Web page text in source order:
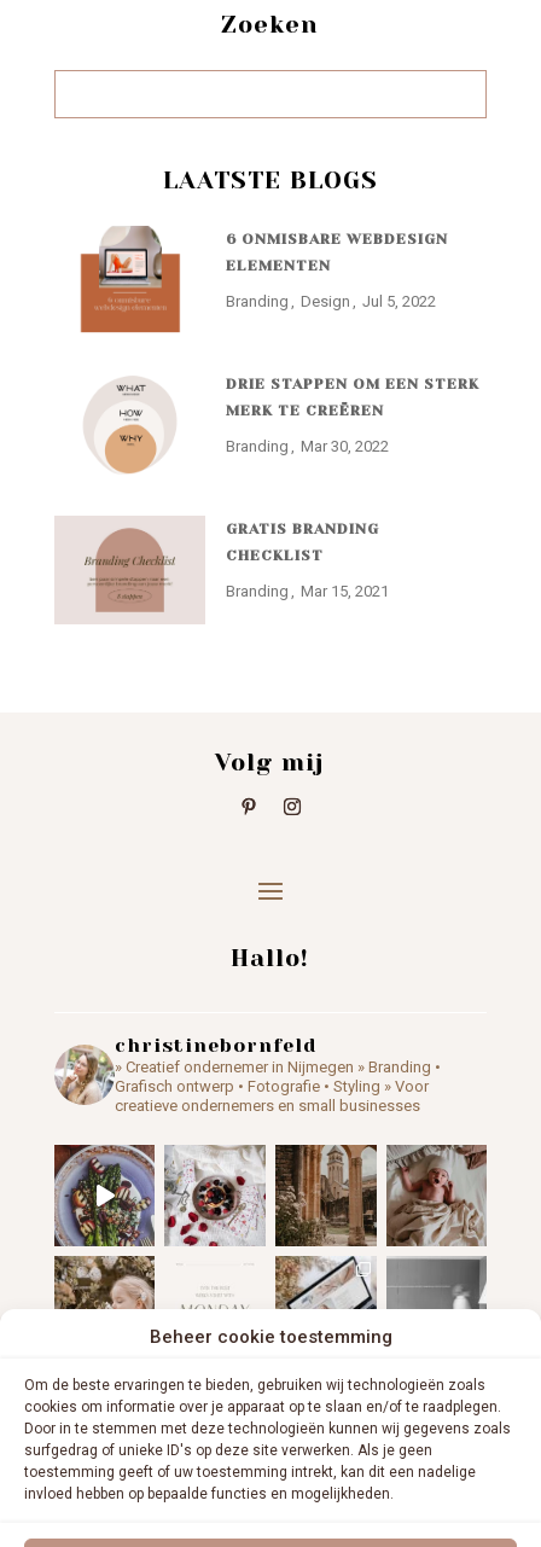
Beheer cookie toestemming
Om de beste ervaringen te bieden, gebruiken wij technologieën zoals
cookies om informatie over je apparaat op te slaan en/of te raadplegen.
Door in te stemmen met deze technologieën kunnen wij gegevens zoals
surfgedrag of unieke ID's op deze site verwerken. Als je geen
toestemming geeft of uw toestemming intrekt, kan dit een nadelige
invloed hebben op bepaalde functies en mogelijkheden.
Zoeken
LAATSTE BLOGS
6 ONMISBARE WEBDESIGN
ELEMENTEN
Branding Design Jul 5, 2022
DRIE STAPPEN OM EEN STERK
MERK TE CREËREN
Branding Mar 30, 2022
GRATIS BRANDING
CHECKLIST
Branding Mar 15, 2021
Volg mij
Hallo!
christinebornfeld
» Creatief ondernemer in Nijmegen » Branding •
Grafisch ontwerp • Fotografie • Styling » Voor
creatieve ondernemers en small businesses
VOLG ME OP INSTAGRAM